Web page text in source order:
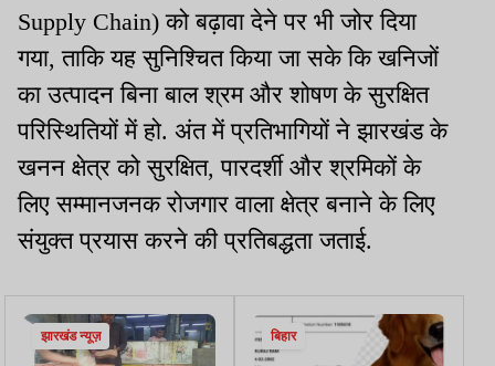
Supply Chain) को बढ़ावा देने पर भी जोर दिया
गया, ताकि यह सुनिश्चित किया जा सके कि खनिजों
का उत्पादन बिना बाल श्रम और शोषण के सुरक्षित
परिस्थितियों में हो. अंत में प्रतिभागियों ने झारखंड के
खनन क्षेत्र को सुरक्षित, पारदर्शी और श्रमिकों के
लिए सम्मानजनक रोजगार वाला क्षेत्र बनाने के लिए
संयुक्त प्रयास करने की प्रतिबद्धता जताई.
झारखंड न्यूज़ बिहार